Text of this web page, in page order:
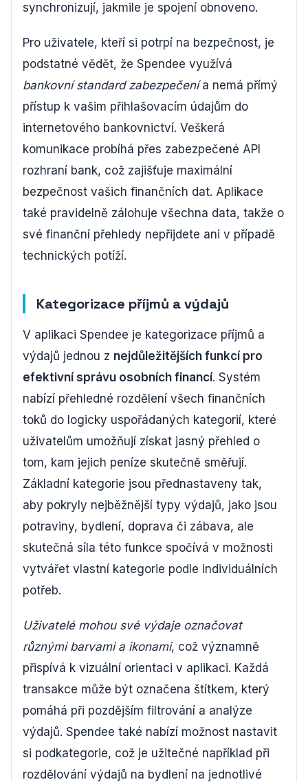
synchronizují, jakmile je spojení obnoveno.
Pro uživatele, kteří si potrpí na bezpečnost, je
podstatné vědět, že Spendee využívá
bankovní standard zabezpečenía nemá přímý
přístup k vašim přihlašovacím údajům do
internetového bankovnictví. Veškerá
komunikace probíhá přes zabezpečené API
rozhraní bank, což zajišťuje maximální
bezpečnost vašich finančních dat. Aplikace
také pravidelně zálohuje všechna data, takže o
své finanční přehledy nepřijdete ani v případě
technických potíží.
Kategorizace příjmů a výdajů
V aplikaci Spendee je kategorizace příjmů a
výdajů jednou z nejdůležitějších funkcí pro
efektivní správu osobních financí. Systém
nabízí přehledné rozdělení všech finančních
toků do logicky uspořádaných kategorií, které
uživatelům umožňují získat jasný přehled o
tom, kam jejich peníze skutečně směřují.
Základní kategorie jsou přednastaveny tak,
aby pokryly nejběžnější typy výdajů, jako jsou
potraviny, bydlení, doprava či zábava, ale
skutečná síla této funkce spočívá v možnosti
vytvářet vlastní kategorie podle individuálních
potřeb.
Uživatelé mohou své výdaje označovat
různými barvami a ikonami, což významně
přispívá k vizuální orientaci v aplikaci. Každá
transakce může být označena štítkem, který
pomáhá při pozdějším filtrování a analýze
výdajů. Spendee také nabízí možnost nastavit
si podkategorie, což je užitečné například při
rozdělování výdajů na bydlení na jednotlivé